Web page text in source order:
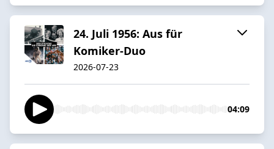
24. Juli 1956: Aus für
Komiker-Duo
2026-07-23
04:09